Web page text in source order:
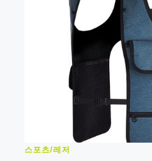
스포츠/레저